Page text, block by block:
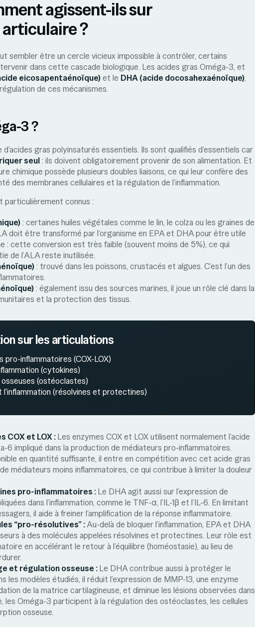
agissent-ils sur
?
sembler être un cercle vicieux impossible à contrôler, certains
dans cette cascade biologique. Les acides gras Oméga-3, et
eicosapentaénoïque)et le DHA (acide docosahexaénoïque),
de ces mécanismes.
3 ?
gras polyinsaturés essentiels. Ils sont qualifiés d’essentiels car
seul: ils doivent obligatoirement provenir de son alimentation. Et
chimique possède plusieurs doubles liaisons, ce qui leur confère des
des membranes cellulaires et la régulation de l’inflammation.
particulièrement connus :
: certaines huiles végétales comme le lin, le colza ou les graines de
doit être transformé par l’organisme en EPA et DHA pour être utile
: cette conversion est très faible (souvent moins de 5%), ce qui
de l’ALA reste inutilisée.
: trouvé dans les poissons, crustacés et algues. C’est l’un des
: également issu des sources marines, il joue un rôle clé dans la
et la protection des tissus.
sur les articulations
pro-inflammatoires (COX-LOX)
(cytokines)
(ostéoclastes)
l'inflammation (résolvines et protectines)
COX et LOX :Les enzymes COX et LOX utilisent normalement l’acide
6 impliqué dans la production de médiateurs pro-inflammatoires.
en quantité suffisante, il entre en compétition avec cet acide gras
médiateurs moins inflammatoires, ce qui contribue à limiter la douleur
pro-inflammatoires :Le DHA agit aussi sur l’expression de
dans l’inflammation, comme le TNF-α, l’IL-1β et l’IL-6. En limitant
il aide à freiner l’amplification de la réponse inflammatoire.
“pro-résolutives” :Au-delà de bloquer l’inflammation, EPA et DHA
à des molécules appelées résolvines et protectines. Leur rôle est
en accélérant le retour à l’équilibre (homéostasie), au lieu de
et régulation osseuse :Le DHA contribue aussi à protéger le
les modèles étudiés, il réduit l’expression de MMP-13, une enzyme
de la matrice cartilagineuse, et diminue les lésions observées dans
les Oméga-3 participent à la régulation des ostéoclastes, les cellules
osseuse.